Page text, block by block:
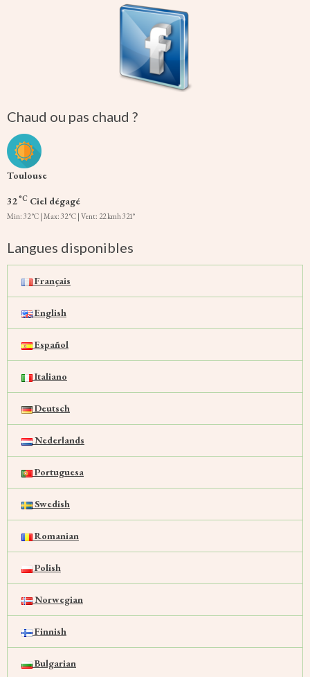
Chaud ou pas chaud ?
Toulouse
32 °C Ciel dégagé
Min: 32 °C | Max: 32 °C | Vent: 22 kmh 321°
Langues disponibles
Français
English
Español
Italiano
Deutsch
Nederlands
Portuguesa
Swedish
Romanian
Polish
Norwegian
Finnish
Bulgarian